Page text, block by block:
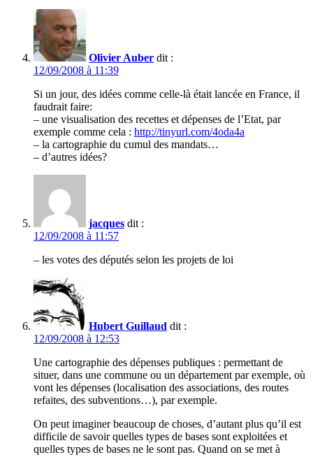
Olivier Auber dit :
12/09/2008 à 11:39
Si un jour, des idées comme celle-là était lancée en France, il
faudrait faire:
– une visualisation des recettes et dépenses de l’Etat, par
exemple comme cela : http://tinyurl.com/4oda4a
– la cartographie du cumul des mandats…
– d’autres idées?
jacques dit :
12/09/2008 à 11:57
– les votes des députés selon les projets de loi
Hubert Guillaud dit :
12/09/2008 à 12:53
Une cartographie des dépenses publiques : permettant de
situer, dans une commune ou un département par exemple, où
vont les dépenses (localisation des associations, des routes
refaites, des subventions…), par exemple.
On peut imaginer beaucoup de choses, d’autant plus qu’il est
difficile de savoir quelles types de bases sont exploitées et
quelles types de bases ne le sont pas. Quand on se met à